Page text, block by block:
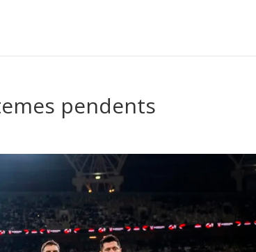
pendents